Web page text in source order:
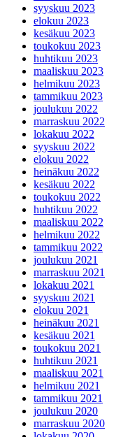
syyskuu 2023
elokuu 2023
kesäkuu 2023
toukokuu 2023
huhtikuu 2023
maaliskuu 2023
helmikuu 2023
tammikuu 2023
joulukuu 2022
marraskuu 2022
lokakuu 2022
syyskuu 2022
elokuu 2022
heinäkuu 2022
kesäkuu 2022
toukokuu 2022
huhtikuu 2022
maaliskuu 2022
helmikuu 2022
tammikuu 2022
joulukuu 2021
marraskuu 2021
lokakuu 2021
syyskuu 2021
elokuu 2021
heinäkuu 2021
kesäkuu 2021
toukokuu 2021
huhtikuu 2021
maaliskuu 2021
helmikuu 2021
tammikuu 2021
joulukuu 2020
marraskuu 2020